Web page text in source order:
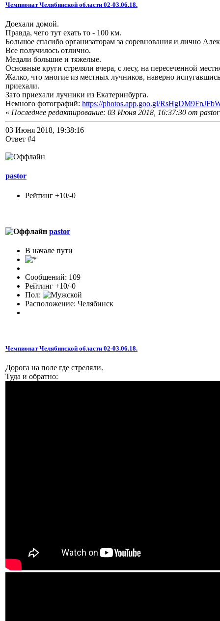
Чемпионат Челябинской области 02-03.06.18.
Доехали домой.
Правда, чего тут ехать то - 100 км.
Большое спасибо организаторам за соревнования и лично
Все получилось отлично.
Медали большие и тяжелые.
Основные круги стреляли вчера, с лесу, на пересеченной
Жалко, что многие из местных лучников, наверно
приехали.
Зато приехали лучники из Екатеринбурга.
Немного фотографий: https://photos.app.goo.gl/
« Последнее редактирование: 03 Июня 2018, 16:37:30 от pastor
03 Июня 2018, 19:38:16
Ответ #4
pastor
Рейтинг +10/-0
pastor
В начале пути
Сообщений: 109
Рейтинг +10/-0
Пол:
Расположение: Челябинск
Чемпионат Челябинской области 02-03.06.18.
Дорога на поле где стреляли.
Туда и обратно: